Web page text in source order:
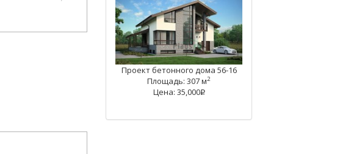
Проект бетонного дома 56-16
Площадь: 307 м2
Цена: 35,000q